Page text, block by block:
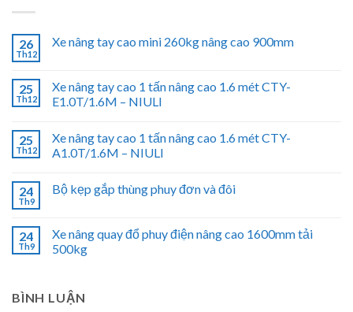
26
Th12
Xe nâng tay cao mini 260kg nâng cao 900mm
25
Th12
Xe nâng tay cao 1 tấn nâng cao 1.6 mét CTY-
E1.0T/1.6M – NIULI
25
Th12
Xe nâng tay cao 1 tấn nâng cao 1.6 mét CTY-
A1.0T/1.6M – NIULI
24
Th9
Bộ kẹp gắp thùng phuy đơn và đôi
24
Th9
Xe nâng quay đổ phuy điện nâng cao 1600mm tải
500kg
BÌNH LUẬN